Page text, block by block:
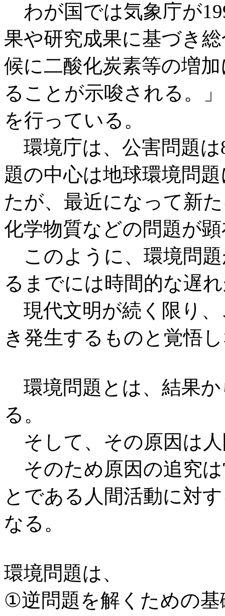
わが国では気象庁が
果や研究成果に基づき
候に二酸化炭素等の増
ることが示唆される。
を行っている。
環境庁は、公害問題は
題の中心は地球環境問
たが、最近になって新
化学物質などの問題が
このように、環境問
るまでには時間的な遅
現代文明が続く限り
き発生するものと覚悟
環境問題とは、結果
る。
そして、その原因は人
そのため原因の追究
とである人間活動に対
なる。
環境問題は、
①逆問題を解くための